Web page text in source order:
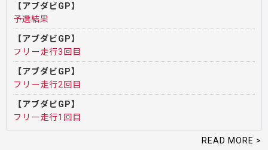
【アブダビGP】
予選結果
【アブダビGP】
フリー走行3回目
【アブダビGP】
フリー走行2回目
【アブダビGP】
フリー走行1回目
READ MORE >